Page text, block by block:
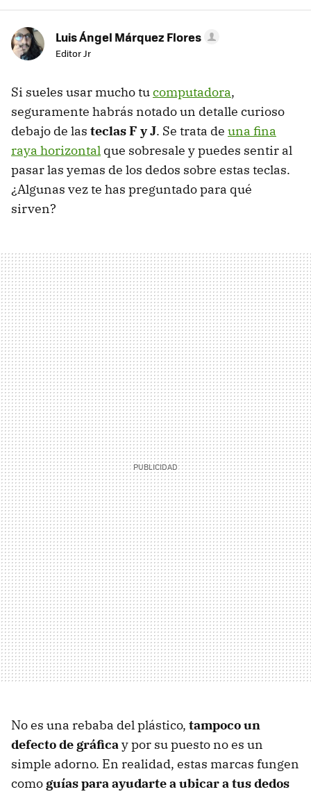
Luis Ángel Márquez Flores
Editor Jr
Si sueles usar mucho tucomputadora,
seguramente habrás notado un detalle curioso
debajo de las teclas F y J. Se trata de una fina
raya horizontal que sobresale y puedes sentir al
pasar las yemas de los dedos sobre estas teclas.
¿Algunas vez te has preguntado para qué
sirven?
No es una rebaba del plástico, tampoco un
defecto de gráficay por su puesto no es un
simple adorno. En realidad, estas marcas fungen
como guías para ayudarte a ubicar a tus dedos